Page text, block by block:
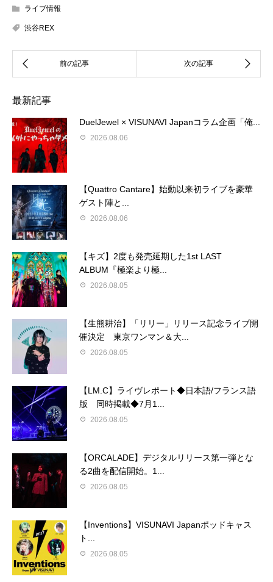
ライブ情報
渋谷REX
最新記事
DuelJewel × VISUNAVI Japanコラム企画「俺...
2026.08.06
【Quattro Cantare】始動以来初ライブを豪華
ゲスト陣と...
2026.08.06
【キズ】2度も発売延期した1st LAST
ALBUM『極楽より極...
2026.08.05
【生熊耕治】「リリー」リリース記念ライブ開
催決定 東京ワンマン＆大...
2026.08.05
【LM.C】ライヴレポート◆日本語/フランス語
版 同時掲載◆7月1...
2026.08.05
【ORCALADE】デジタルリリース第一弾とな
る2曲を配信開始。1...
2026.08.05
【Inventions】VISUNAVI Japanポッドキャス
ト...
2026.08.05